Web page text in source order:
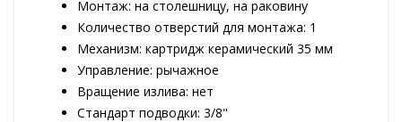
Монтаж: на столешницу, на раковину
Количество отверстий для монтажа: 1
Механизм: картридж керамический 35 мм
Управление: рычажное
Вращение излива: нет
Стандарт подводки: 3/8"